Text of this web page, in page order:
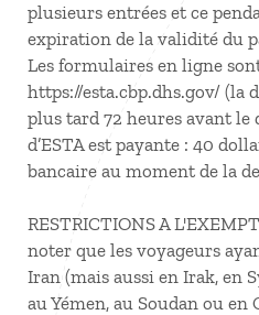
plusieurs entrées et ce
expiration de la validité du
Les formulaires en ligne
https://esta.cbp.dhs.gov/ (la
plus tard 72 heures avant le
d’ESTA est payante : 40
bancaire au moment de la
RESTRICTIONS A
noter que les voyageurs
Iran (mais aussi en Irak, en
au Yémen, au Soudan ou